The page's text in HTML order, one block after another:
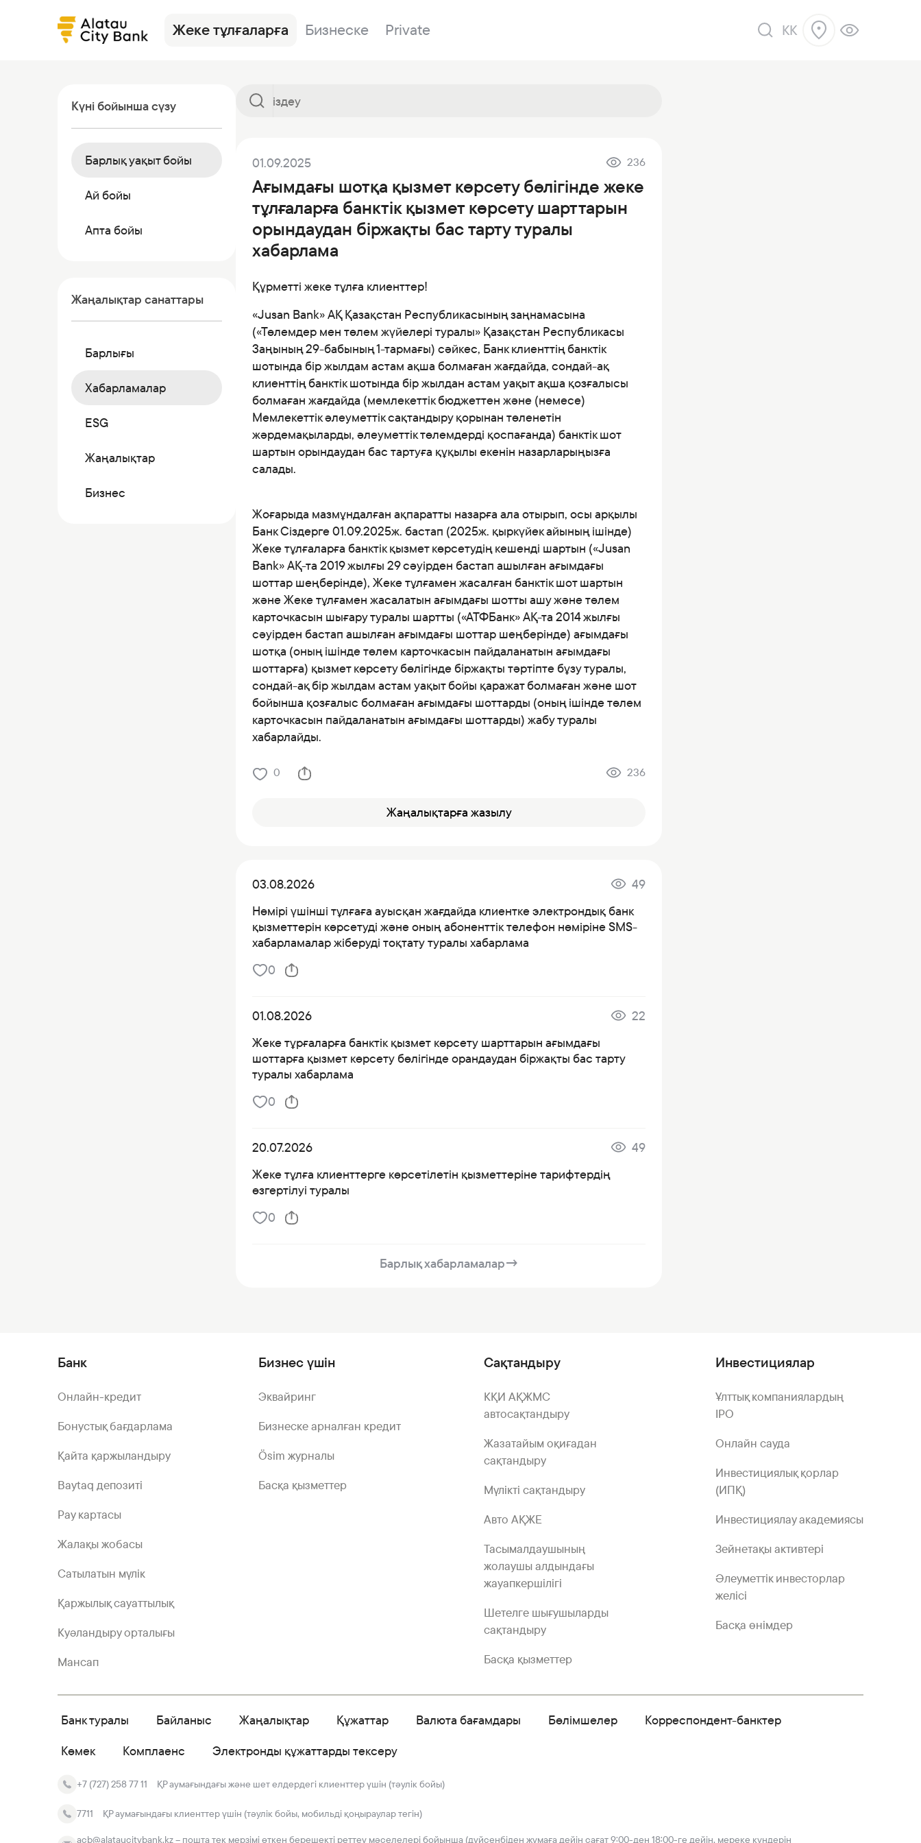
Жеке тұлғаларға
Кредиттер
Депозиттер
Жалақы жобасы
Kaspi QR
Сақтандыру
Валюталар
Инвестиция
Сұрақ-жауап
Құжаттар
Бөлімшелер
Корреспондент банктер
Банкте жұмыс істеу
Азаматтарды қабылдау
Сатылатын мүлік
Сатып алу
ESG
Бизнеске
Alatau City Bank Tole
Кредиттер
Инвестициялар
Тарифтер
Ösim журналы
Банкинг
Басқа өнімдер
Банкингке кіру
Private
Жаңалықтар
Валюта бағамдары
Аудармалар
Депозиттер
Дебеттік карталар
Сейфтер
Коммерциялық қағаздар
KK
Күні бойынша сүзу
Барлық уақыт бойы
Ай бойы
Апта бойы
Жаңалықтар санаттары
Барлығы
Хабарламалар
ESG
Жаңалықтар
Бизнес
01.09.2025 236
Ағымдағы шотқа қызмет көрсету бөлігінде жеке
тұлғаларға банктік қызмет көрсету шарттарын
орындаудан біржақты бас тарту туралы
хабарлама
Құрметті жеке тұлға клиенттер!
«Jusan Bank» АҚ Қазақстан Республикасының заңнамасына
(«Төлемдер мен төлем жүйелері туралы» Қазақстан Республикасы
Заңының 29-бабының 1-тармағы) сәйкес, Банк клиенттің банктік
шотында бір жылдам астам ақша болмаған жағдайда, сондай-ақ
клиенттің банктік шотында бір жылдан астам уақыт ақша қозғалысы
болмаған жағдайда (мемлекеттік бюджеттен және (немесе)
Мемлекеттік әлеуметтік сақтандыру қорынан төленетін
жәрдемақыларды, әлеуметтік төлемдерді қоспағанда) банктік шот
шартын орындаудан бас тартуға құқылы екенін назарларыңызға
салады.
Жоғарыда мазмұндалған ақпаратты назарға ала отырып, осы арқылы
Банк Сіздерге 01.09.2025ж. бастап (2025ж. қыркүйек айының ішінде)
Жеке тұлғаларға банктік қызмет көрсетудің кешенді шартын («Jusan
Bank» АҚ-та 2019 жылғы 29 сәуірден бастап ашылған ағымдағы
шоттар шеңберінде), Жеке тұлғамен жасалған банктік шот шартын
және Жеке тұлғамен жасалатын ағымдағы шотты ашу және төлем
карточкасын шығару туралы шартты («АТФБанк» АҚ-та 2014 жылғы
сәуірден бастап ашылған ағымдағы шоттар шеңберінде) ағымдағы
шотқа (оның ішінде төлем карточкасын пайдаланатын ағымдағы
шоттарға) қызмет көрсету бөлігінде біржақты тәртіпте бұзу туралы,
сондай-ақ бір жылдам астам уақыт бойы қаражат болмаған және шот
бойынша қозғалыс болмаған ағымдағы шоттарды (оның ішінде төлем
карточкасын пайдаланатын ағымдағы шоттарды) жабу туралы
хабарлайды.
0 236
Жаңалықтарға жазылу
03.08.2026
49
Нөмірі үшінші тұлғаға ауысқан жағдайда клиентке электрондық банк
қызметтерін көрсетуді және оның абоненттік телефон нөміріне SMS-
хабарламалар жіберуді тоқтату туралы хабарлама
0
01.08.2026
22
Жеке тұрғаларға банктік қызмет көрсету шарттарын ағымдағы
шоттарға қызмет көрсету бөлігінде орандаудан біржақты бас тарту
туралы хабарлама
0
20.07.2026
49
Жеке тұлға клиенттерге көрсетілетін қызметтеріне тарифтердің
өзгертілуі туралы
0
Барлық хабарламалар→
Банк
Онлайн-кредит
Бонустық бағдарлама
Қайта қаржыландыру
Baytaq депозиті
Pay картасы
Жалақы жобасы
Сатылатын мүлік
Қаржылық сауаттылық
Куәландыру орталығы
Мансап
Бизнес үшін
Эквайринг
Бизнеске арналған кредит
Ösim журналы
Басқа қызметтер
Сақтандыру
КҚИ АҚЖМС
автосақтандыру
Жазатайым оқиғадан
сақтандыру
Мүлікті сақтандыру
Авто АҚЖЕ
Тасымалдаушының
жолаушы алдындағы
жауапкершілігі
Шетелге шығушыларды
сақтандыру
Басқа қызметтер
Инвестициялар
Ұлттық компаниялардың
IPO
Онлайн сауда
Инвестициялық қорлар
(ИПҚ)
Инвестициялау академиясы
Зейнетақы активтері
Әлеуметтік инвесторлар
желісі
Басқа өнімдер
Банк туралы Байланыс Жаңалықтар Құжаттар Валюта бағамдары Бөлімшелер
Корреспондент-банктер
Көмек
Комплаенс Электронды құжаттарды тексеру
+7 (727) 258 77 11 ҚР аумағындағы және шет елдердегі клиенттер үшін (тәулік бойы)
7711 ҚР аумағындағы клиенттер үшін (тәулік бойы, мобильді қоңыраулар тегін)
acb@alataucitybank.kz – пошта тек мерзімі өткен берешекті реттеу мәселелері бойынша (дүйсенбіден жұмаға дейін сағат 9:00-ден 18:00-ге дейін, мереке күндерін